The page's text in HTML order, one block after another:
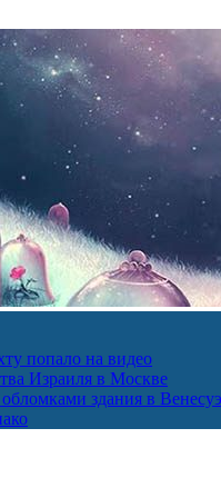
попало на видео
Израиля в Москве
здания в